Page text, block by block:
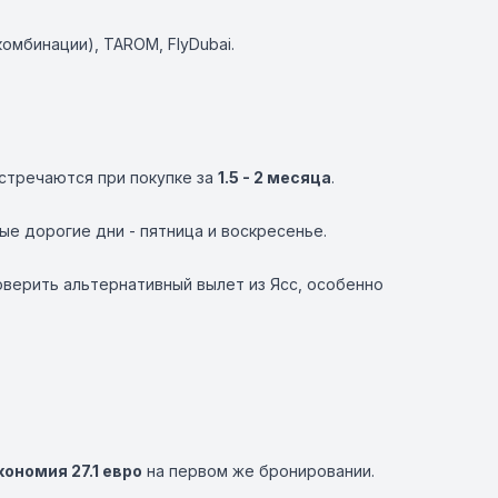
TAROM FlyDubai.
при покупке за 1.5 - 2 месяца.
дорогие дни - пятница и воскресенье.
альтернативный вылет из Ясс, особенно
27.1 евро на первом же бронировании.